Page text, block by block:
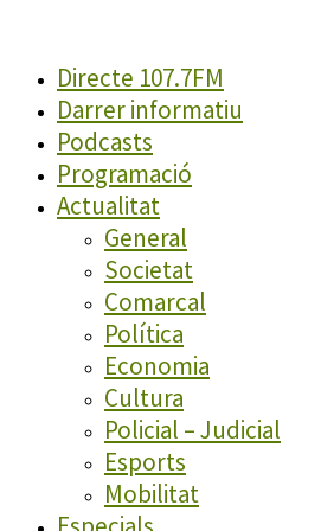
Directe 107.7FM
Darrer informatiu
Podcasts
Programació
Actualitat
General
Societat
Comarcal
Política
Economia
Cultura
Policial – Judicial
Esports
Mobilitat